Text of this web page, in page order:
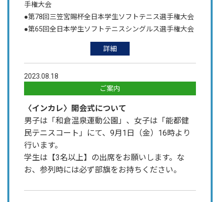
手権大会
●第78回三笠宮賜杯全日本学生ソフトテニス選手権大会
●第65回全日本学生ソフトテニスシングルス選手権大会
詳細
2023.08.18
ご案内
〈インカレ〉開会式について
男子は「和倉温泉運動公園」、女子は「能都健
民テニスコート」にて、9月1日（金）16時より
行います。
学生は【3名以上】の出席をお願いします。な
お、参列時には必ず部旗をお持ちください。